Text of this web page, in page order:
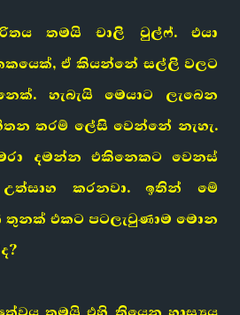
තමයි චාලි වුල්ෆ්. එයා
ඒ කියන්නේ සල්ලි වලට
හැබැයි මෙයාට ලැබෙන
තරම් ලේසි වෙන්නේ නැහැ.
දමන්න එකිනෙකට වෙනස්
කරනවා. ඉතින් මේ
තුනක් එකට පටලැවුණාම මොන